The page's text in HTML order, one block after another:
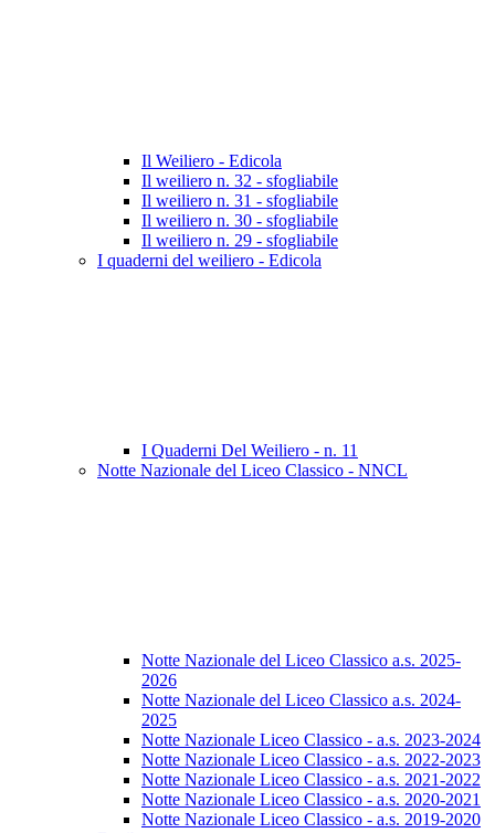
Il Weiliero - Edicola
Il weiliero n. 32 - sfogliabile
Il weiliero n. 31 - sfogliabile
Il weiliero n. 30 - sfogliabile
Il weiliero n. 29 - sfogliabile
I quaderni del weiliero - Edicola
I Quaderni Del Weiliero - n. 11
Notte Nazionale del Liceo Classico - NNCL
Notte Nazionale del Liceo Classico a.s. 2025-
2026
Notte Nazionale del Liceo Classico a.s. 2024-
2025
Notte Nazionale Liceo Classico - a.s. 2023-2024
Notte Nazionale Liceo Classico - a.s. 2022-2023
Notte Nazionale Liceo Classico - a.s. 2021-2022
Notte Nazionale Liceo Classico - a.s. 2020-2021
Notte Nazionale Liceo Classico - a.s. 2019-2020